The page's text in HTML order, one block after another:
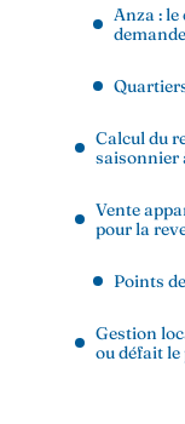
Anza :
Calcul du
saisonnier
Vente
pour la
Points
Gestion
ou défait